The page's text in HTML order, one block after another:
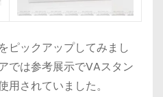
ピックアップしてみまし
では参考展示でVAスタン
用されていました。